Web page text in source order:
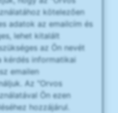
kötelezően
adatok az emailcím és
lehet kitalált
az Ön nevét
kérdés informatikai
emailen
Az "Orvos
Ön ezen
hozzájárul.